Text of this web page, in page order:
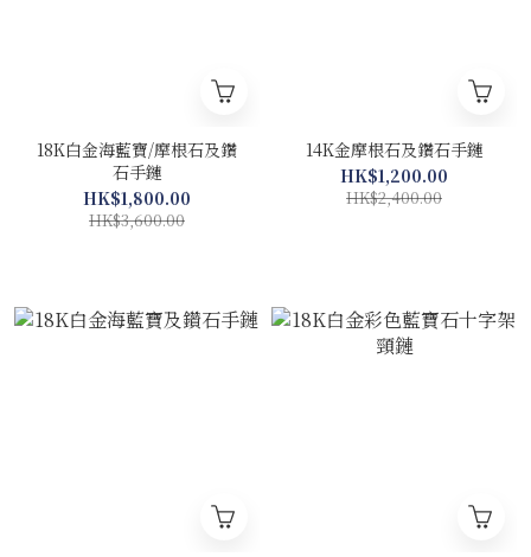
18K白金海藍寶/摩根石及鑽
石手鏈
HK$1,800.00
HK$3,600.00
14K金摩根石及鑽石手鏈
HK$1,200.00
HK$2,400.00